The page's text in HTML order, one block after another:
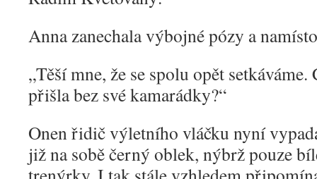
Anna zanechala výbojné pózy a
„Těší mne, že se spolu opět
přišla bez své kamarádky?“
Onen řidič výletního vláčku nyní
již na sobě černý oblek, nýbrž pouze